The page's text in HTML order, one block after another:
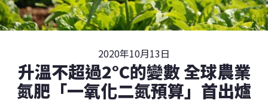
2020年10月13日
升溫不超過2°C的變數 全球農業
氮肥「一氧化二氮預算」首出爐